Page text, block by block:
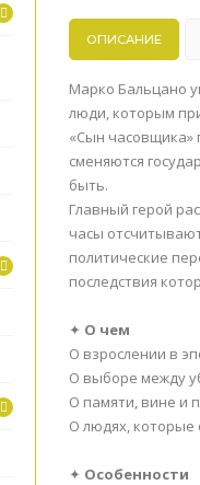
ОПИСАНИЕ
Марко Бальцано
люди, которым
«Сын часовщика»
сменяются
быть.
Главный герой
часы
политические
последствия
✦ О чем
О взрослении в
О выборе между
О памяти, вине и
О людях, которые
✦ Особенности